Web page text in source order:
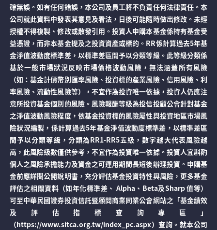
確無誤。如有任何錯誤，本公司及員工將不負責任何法律責任。本
公司就此資料中發表其意見及看法，日後可能隨時做出修改。未經
授權不得複製、修改或散發引用。投資人申購本基金係持有基金受
益憑證，而非本基金提及之投資資產或標的。RR係計算過去5年基
金淨值波動度標準差，以標準差區間予以分類等級。此等級分類係
基於一般市場狀況反映市場價格波動風險，無法涵蓋所有風險
（如：基金計價幣別匯率風險、投資標的產業風險、信用風險、利
率風險、流動性風險等），不宜作為投資唯一依據，投資人仍應注
意所投資基金個別的風險。風險報酬等級為投信投顧公會針對基金
之淨值波動風險程度，依基金投資標的風險屬性與投資地區市場風
險狀況編製，係計算過去5年基金淨值波動度標準差，以標準差區
間予以分類等級，分類為RR1-RR5五級，數字越大代表風險越
高，此風險級數僅供參考，不宜作為投資唯一依據。投資人宜斟酌
個人之風險承擔能力及資金之可運用期間長短後辦理投資。申購基
金前應詳閱公開說明書，充分評估基金投資特性與風險，更多基金
評估之相關資料（如年化標準差、 Alpha、Beta及Sharp 值等）
可至中華民國證券投資信託暨顧問商業同業公會網站之「基金績效
及評估指標查詢專區」
（https://www.sitca.org.tw/index_pc.aspx）查詢。就本公司